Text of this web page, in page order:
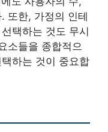
또한, 가정의 인테
택하는 것도 무시
소들을 종합적으
하는 것이 중요합